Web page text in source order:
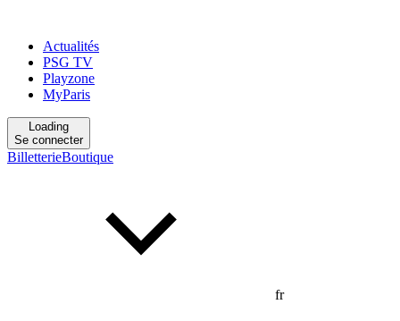
Actualités
PSG TV
Playzone
MyParis
Loading
Se connecter
BilletterieBoutique
fr